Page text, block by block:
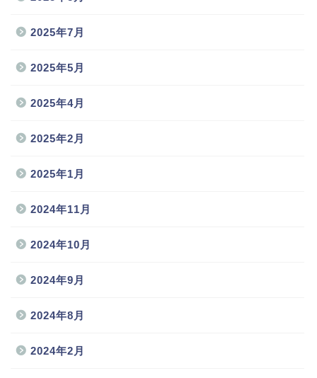
2025年7月
2025年5月
2025年4月
2025年2月
2025年1月
2024年11月
2024年10月
2024年9月
2024年8月
2024年2月